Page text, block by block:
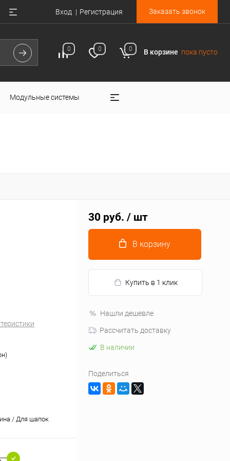
Вход Регистрация Заказать звонок
0 0 0 В корзине пока пусто
Модульные системы
/ Для шапок
30 руб. / шт
В корзину
Купить в 1 клик
Нашли дешевле
Рассчитать доставку
В наличии
Поделиться